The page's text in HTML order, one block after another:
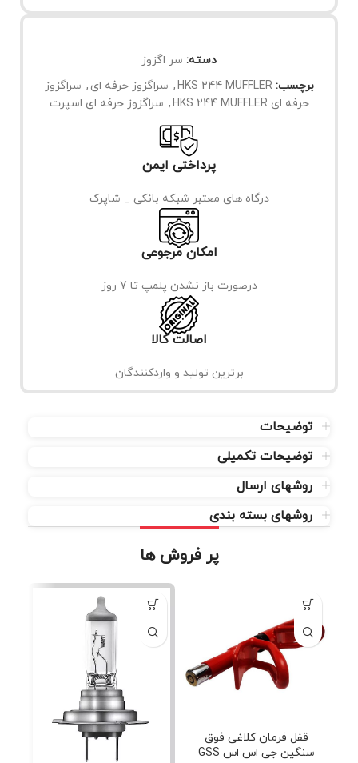
دسته: سر اگزوز
برچسب: HKS 244 MUFFLER
, سراگزوز حرفه ای , سراگزوز
حرفه ای HKS 244 MUFFLER
, سراگزوز حرفه ای اسپرت
پرداختی ایمن
درگاه های معتبر شبکه بانکی _ شاپرک
امکان مرجوعی
درصورت باز نشدن پلمپ تا 7 روز
اصالت کالا
برترین تولید و واردکنندگان
توضیحات
توضیحات تکمیلی
روشهای ارسال
روشهای بسته بندی
پر فروش ها
قفل فرمان کلاغی فوق
سنگین جی اس اس GSS